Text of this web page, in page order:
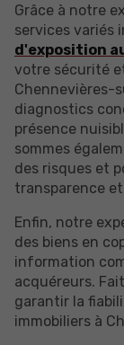
Grâce à notre
services variés
d'exposition
votre sécurité
Chennevières-
diagnostics
présence
sommes
des risques et
transparence
Enfin, notre
des biens en
information
acquéreurs.
garantir la
immobiliers à